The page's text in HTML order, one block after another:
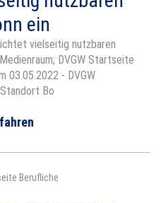
ein
vielseitig nutzbaren
DVGW Startseite
03.05.2022 - DVGW
Bo
Berufliche